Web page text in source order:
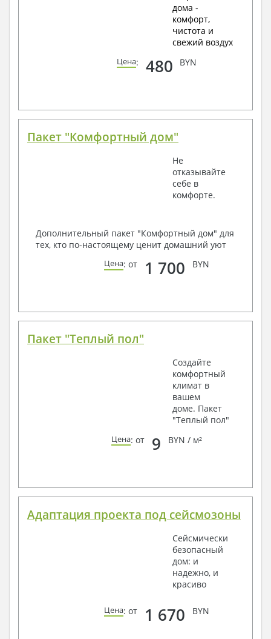
дома -
комфорт,
чистота и
свежий воздух
Цена: 480 BYN
Пакет "Комфортный дом"
Не
отказывайте
себе в
комфорте.
Дополнительный пакет "Комфортный дом" для
тех, кто по-настоящему ценит домашний уют
Цена: от 1 700 BYN
Пакет "Теплый пол"
Создайте
комфортный
климат в
вашем
доме. Пакет
"Теплый пол"
Цена: от 9 BYN / м²
Адаптация проекта под сейсмозоны
Сейсмически
безопасный
дом: и
надежно, и
красиво
Цена: от 1 670 BYN